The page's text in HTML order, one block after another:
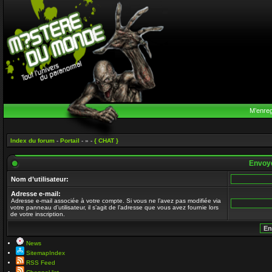
Index du forum - Portail - » - { CHAT }
Nom d’utilisateur:
Adresse e-mail:
Adresse e-mail associée à votre compte. Si vous ne l’avez pas modifiée via
votre panneau d’utilisateur, il s’agit de l’adresse que vous avez fournie lors
de votre inscription.
News
SitemapIndex
RSS Feed